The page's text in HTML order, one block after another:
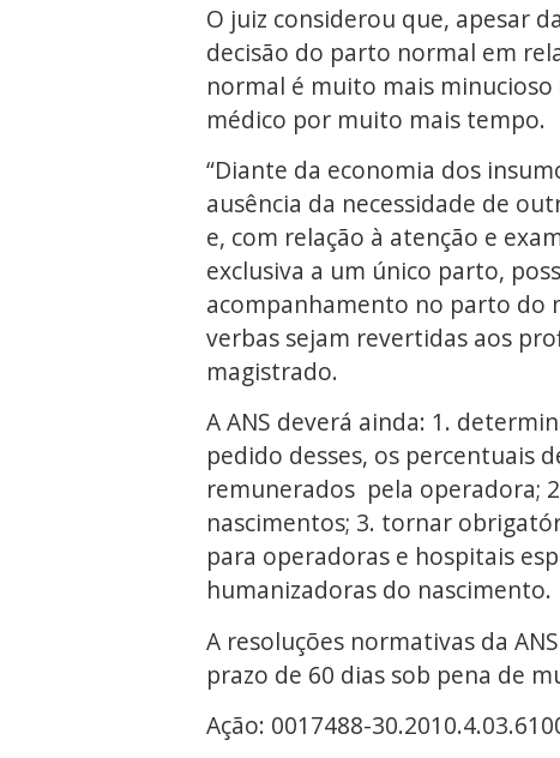
O juiz considerou que, apesar
decisão do parto normal em
normal é muito mais
médico por muito mais tempo.
“Diante da economia dos
ausência da necessidade de
e, com relação à atenção e
exclusiva a um único parto,
acompanhamento no parto do
verbas sejam revertidas aos
magistrado.
A ANS deverá ainda: 1.
pedido desses, os percentuais
remunerados pela operadora;
nascimentos; 3. tornar
para operadoras e hospitais
humanizadoras do nascimento.
A resoluções normativas da
prazo de 60 dias sob pena de
Ação: 0017488-